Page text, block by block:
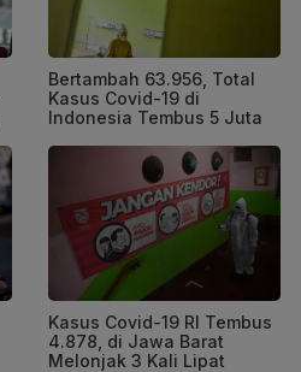
Bertambah 63.956, Total
Kasus Covid-19 di
Indonesia Tembus 5 Juta
Kasus Covid-19 RI Tembus
4.878, di Jawa Barat
Melonjak 3 Kali Lipat